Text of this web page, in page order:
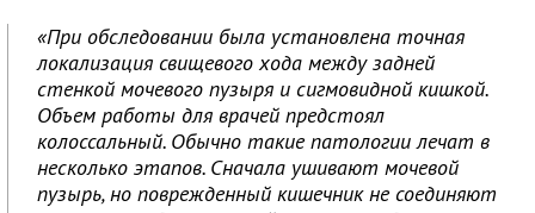
«При обследовании была установлена точная
локализация свищевого хода между задней
стенкой мочевого пузыря и сигмовидной кишкой.
Объем работы для врачей предстоял
колоссальный. Обычно такие патологии лечат в
несколько этапов. Сначала ушивают мочевой
пузырь, но поврежденный кишечник не соединяют